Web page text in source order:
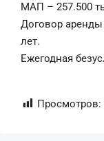
МАП – 257.500
Договор аренды
лет.
Ежегодная
Просмотров: